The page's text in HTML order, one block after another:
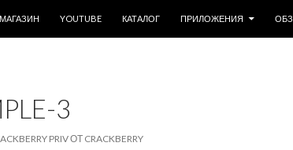
МАГАЗИН YOUTUBE КАТАЛОГ ПРИЛОЖЕНИЯ
3
PRIV ОТ CRACKBERRY